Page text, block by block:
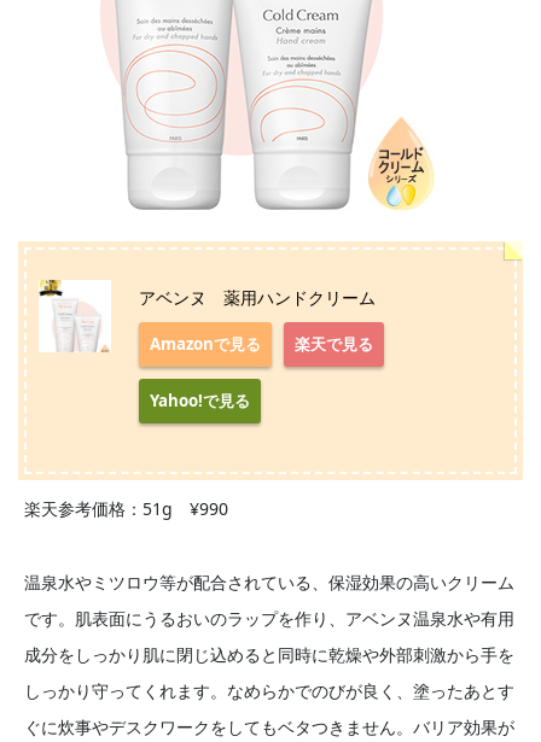
アベンヌ 薬用ハンドクリーム
Amazonで見る 楽天で見る
Yahoo!で見る
楽天参考価格：51g ¥990
温泉水やミツロウ等が配合されている、保湿効果の高いクリーム
です。肌表面にうるおいのラップを作り、アベンヌ温泉水や有用
成分をしっかり肌に閉じ込めると同時に乾燥や外部刺激から手を
しっかり守ってくれます。なめらかでのびが良く、塗ったあとす
ぐに炊事やデスクワークをしてもベタつきません。バリア効果が